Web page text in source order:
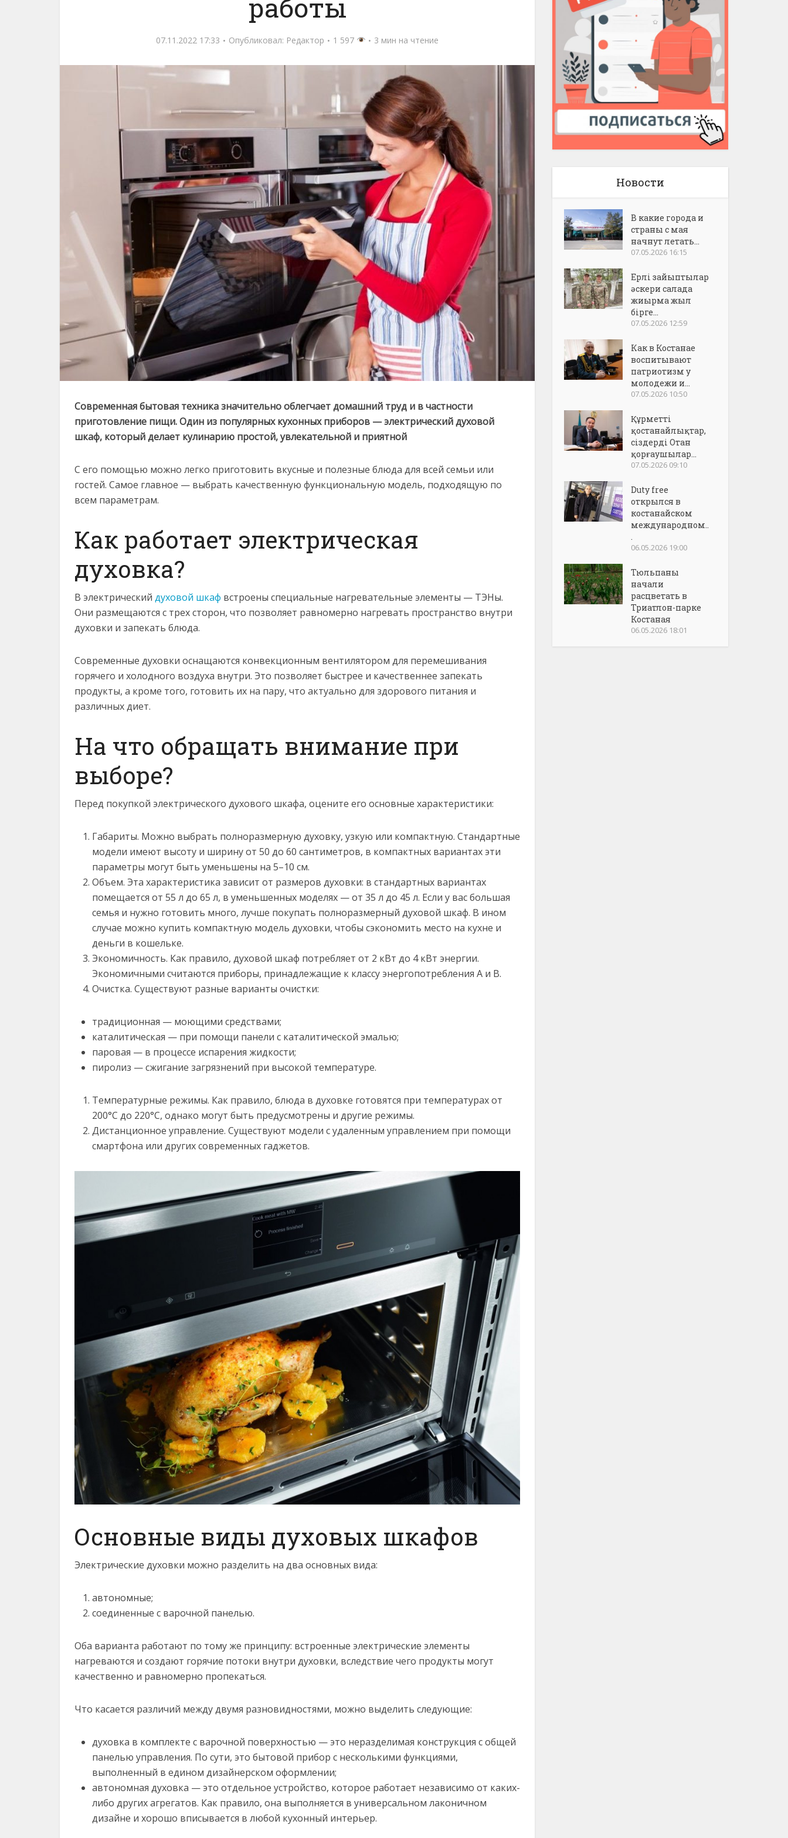
работы
07.11.2022 17:33 Опубликовал: Редактор 1 597 3 мин на чтение
Современная бытовая техника значительно облегчает домашний труд и в частности
приготовление пищи. Один из популярных кухонных приборов — электрический духовой
шкаф, который делает кулинарию простой, увлекательной и приятной
С его помощью можно легко приготовить вкусные и полезные блюда для всей семьи или
гостей. Самое главное — выбрать качественную функциональную модель, подходящую по
всем параметрам.
Как работает электрическая
духовка?
В электрический духовой шкаф встроены специальные нагревательные элементы — ТЭНы.
Они размещаются с трех сторон, что позволяет равномерно нагревать пространство внутри
духовки и запекать блюда.
Современные духовки оснащаются конвекционным вентилятором для перемешивания
горячего и холодного воздуха внутри. Это позволяет быстрее и качественнее запекать
продукты, а кроме того, готовить их на пару, что актуально для здорового питания и
различных диет.
На что обращать внимание при
выборе?
Перед покупкой электрического духового шкафа, оцените его основные характеристики:
Габариты. Можно выбрать полноразмерную духовку, узкую или компактную. Стандартные
модели имеют высоту и ширину от 50 до 60 сантиметров, в компактных вариантах эти
параметры могут быть уменьшены на 5–10 см.
Объем. Эта характеристика зависит от размеров духовки: в стандартных вариантах
помещается от 55 л до 65 л, в уменьшенных моделях — от 35 л до 45 л. Если у вас большая
семья и нужно готовить много, лучше покупать полноразмерный духовой шкаф. В ином
случае можно купить компактную модель духовки, чтобы сэкономить место на кухне и
деньги в кошельке.
Экономичность. Как правило, духовой шкаф потребляет от 2 кВт до 4 кВт энергии.
Экономичными считаются приборы, принадлежащие к классу энергопотребления А и В.
Очистка. Существуют разные варианты очистки:
традиционная — моющими средствами;
каталитическая — при помощи панели с каталитической эмалью;
паровая — в процессе испарения жидкости;
пиролиз — сжигание загрязнений при высокой температуре.
Температурные режимы. Как правило, блюда в духовке готовятся при температурах от
200°С до 220°С, однако могут быть предусмотрены и другие режимы.
Дистанционное управление. Существуют модели с удаленным управлением при помощи
смартфона или других современных гаджетов.
Основные виды духовых шкафов
Электрические духовки можно разделить на два основных вида:
автономные;
соединенные с варочной панелью.
Оба варианта работают по тому же принципу: встроенные электрические элементы
нагреваются и создают горячие потоки внутри духовки, вследствие чего продукты могут
качественно и равномерно пропекаться.
Что касается различий между двумя разновидностями, можно выделить следующие:
духовка в комплекте с варочной поверхностью — это неразделимая конструкция с общей
панелью управления. По сути, это бытовой прибор с несколькими функциями,
выполненный в едином дизайнерском оформлении;
автономная духовка — это отдельное устройство, которое работает независимо от каких-
либо других агрегатов. Как правило, она выполняется в универсальном лаконичном
дизайне и хорошо вписывается в любой кухонный интерьер.
Новости
В какие города и
страны с мая
начнут летать...
07.05.2026 16:15
Ерлі зайыптылар
әскери салада
жиырма жыл
бірге...
07.05.2026 12:59
Как в Костанае
воспитывают
патриотизм у
молодежи и...
07.05.2026 10:50
Құрметті
қостанайлықтар,
сіздерді Отан
қорғаушылар...
07.05.2026 09:10
Duty free
открылся в
костанайском
международном..
.
06.05.2026 19:00
Тюльпаны
начали
расцветать в
Триатлон-парке
Костаная
06.05.2026 18:01